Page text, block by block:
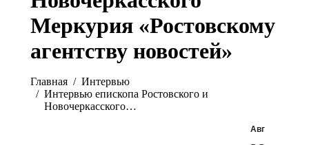
Меркурия «Ростовскому
агентству новостей»
Главная
Интервью
Интервью епископа Ростовского и
Новочеркасского…
Авг